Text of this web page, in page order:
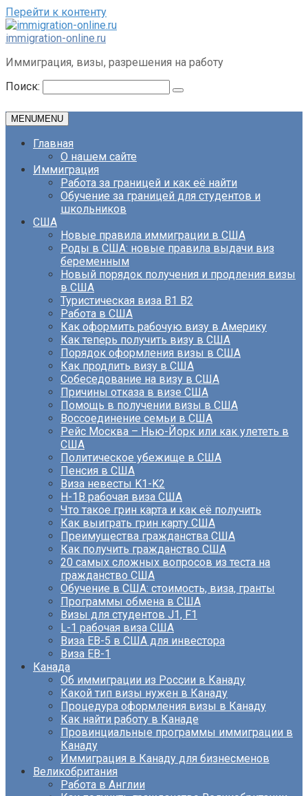
Перейти к контенту
immigration-online.ru
Иммиграция, визы, разрешения на работу
Поиск:
MENUMENU
Главная
О нашем сайте
Иммиграция
Работа за границей и как её найти
Обучение за границей для студентов и
школьников
США
Новые правила иммиграции в США
Роды в США: новые правила выдачи виз
беременным
Новый порядок получения и продления визы
в США
Туристическая виза B1 B2
Работа в США
Как оформить рабочую визу в Америку
Как теперь получить визу в США
Порядок оформления визы в США
Как продлить визу в США
Собеседование на визу в США
Причины отказа в визе США
Помощь в получении визы в США
Воссоединение семьи в США
Рейс Москва – Нью-Йорк или как улететь в
США
Политическое убежище в США
Пенсия в США
Виза невесты K1-K2
H-1B рабочая виза США
Что такое грин карта и как её получить
Как выиграть грин карту США
Преимущества гражданства США
Как получить гражданство США
20 самых сложных вопросов из теста на
гражданство США
Обучение в США: стоимость, виза, гранты
Программы обмена в США
Визы для студентов J1, F1
L-1 рабочая виза США
Виза EB-5 в США для инвестора
Виза ЕВ-1
Канада
Об иммиграции из России в Канаду
Какой тип визы нужен в Канаду
Процедура оформления визы в Канаду
Как найти работу в Канаде
Провинциальные программы иммиграции в
Канаду
Иммиграция в Канаду для бизнесменов
Великобритания
Работа в Англии